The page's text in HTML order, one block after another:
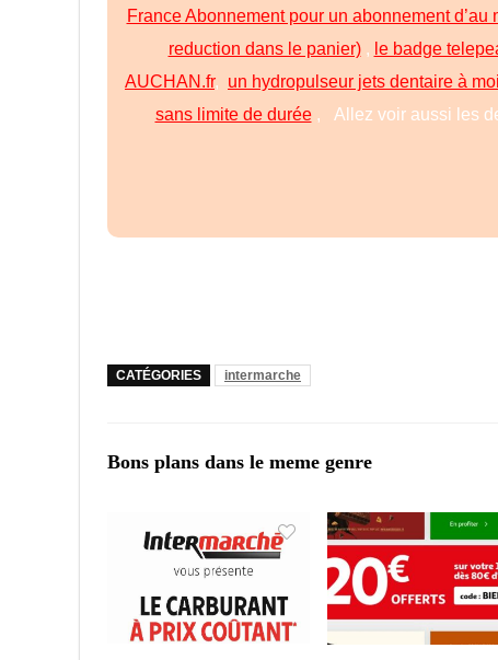
France Abonnement pour un abonnement
reduction dans le panier), le badge
AUCHAN.fr, un hydropulseur jets dentaire à
sans limite de durée, Allez voir aussi les
CATÉGORIES intermarche
Bons plans dans le meme genre